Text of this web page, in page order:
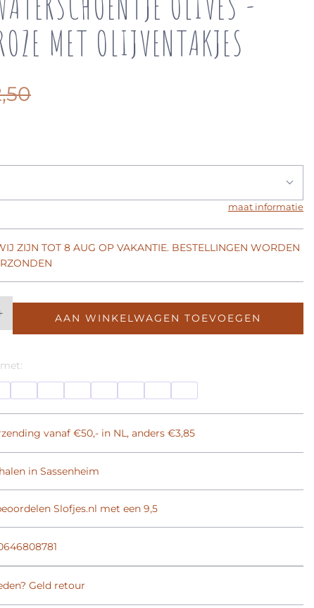
MET OLIJVENTAKJES
maat informatie
ZIJN TOT 8 AUG OP VAKANTIE. BESTELLINGEN WORDEN
AAN WINKELWAGEN TOEVOEGEN
vanaf €50,- in NL, anders €3,85
in Sassenheim
Slofjes.nl met een 9,5
Geld retour